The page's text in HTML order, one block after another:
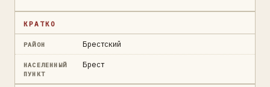
КРАТКО
РАЙОН Брестский
НАСЕЛЕННЫЙ
ПУНКТ
Брест